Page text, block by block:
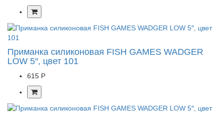
Приманка силиконовая FISH GAMES WADGER
LOW 5″, цвет 101
615 Р